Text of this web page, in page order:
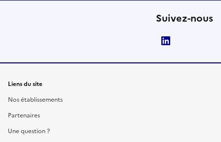
Suivez-nous
Liens du site
Nos établissements
Partenaires
Une question ?